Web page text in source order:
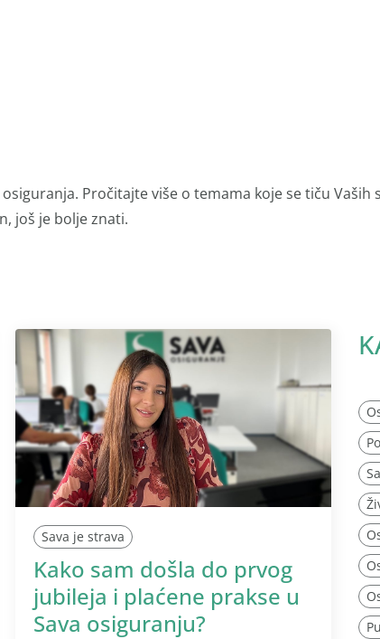
Pročitajte više o temama koje se tiču
još je bolje znati.
Sava je strava
Kako sam došla do prvog
jubileja i plaćene prakse u
Sava osiguranju?